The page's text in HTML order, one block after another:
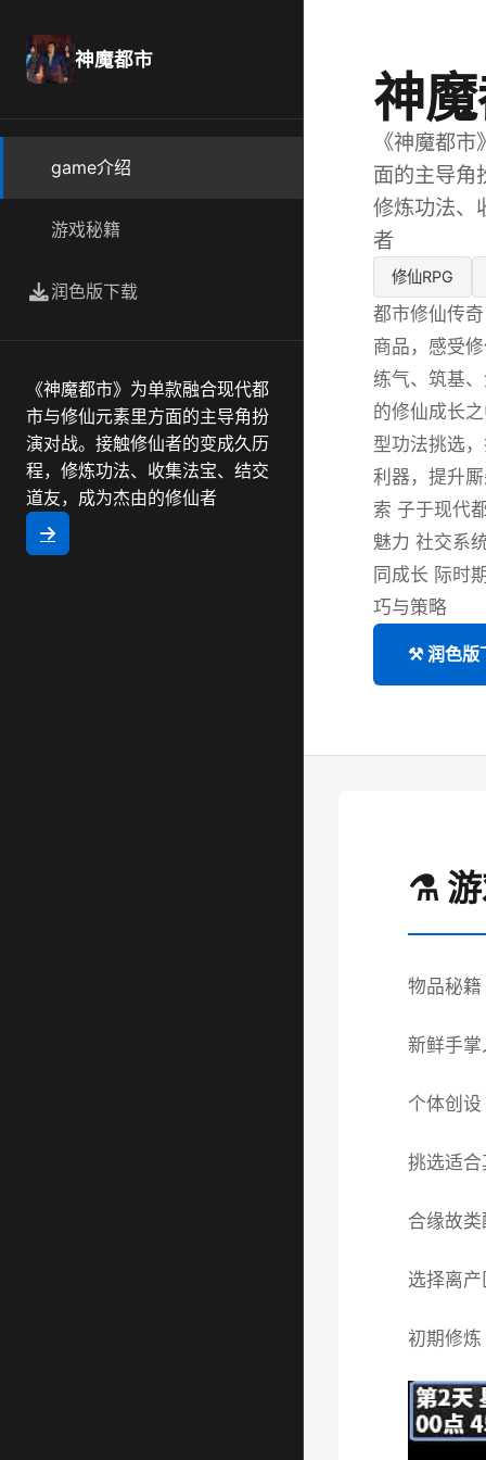
神魔都市
game介绍
游戏秘籍
润色版下载
《神魔都市》为单款融合现代都
市与修仙元素里方面的主导角扮
演对战。接触修仙者的变成久历
程，修炼功法、收集法宝、结交
道友，成为杰由的修仙者
神
《神魔都
面的主导角
修炼功法、
者
修仙RPG
都市修仙传
商品，感受
练气、筑基
的修仙成长
型功法挑选
利器，提升
索 子于现代
魅力 社交系
同成长 际时
巧与策略
⚒️ 润色版
⚗️ 游
物品秘籍
新鲜手
个体创设
挑选适
合缘故
选择离
初期修炼